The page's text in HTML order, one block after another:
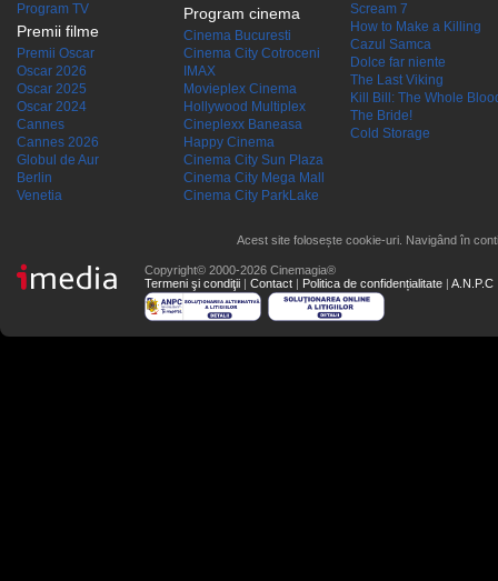
Program TV
Premii filme
Premii Oscar
Oscar 2026
Oscar 2025
Oscar 2024
Cannes
Cannes 2026
Globul de Aur
Berlin
Venetia
Program cinema
Cinema Bucuresti
Cinema City Cotroceni
IMAX
Movieplex Cinema
Hollywood Multiplex
Cineplexx Baneasa
Happy Cinema
Cinema City Sun Plaza
Cinema City Mega Mall
Cinema City ParkLake
Scream 7
How to Make a Killing
Cazul Samca
Dolce far niente
The Last Viking
Kill Bill: The Whole
The Bride!
Cold Storage
Acest site folosește cookie-uri. Navigând în
Copyright© 2000-2026 Cinemagia®
Termeni şi condiţii | Contact | Politica de confidențialitate | A.N.P.C